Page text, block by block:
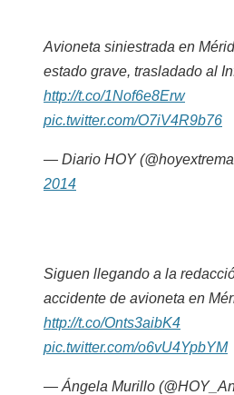
Avioneta siniestrada en
estado grave, trasladado al
http://t.co/1Nof6e8Erw
pic.twitter.com/O7iV4R9b76
— Diario HOY
2014
Siguen llegando a la
accidente de avioneta en
http://t.co/Onts3aibK4
pic.twitter.com/o6vU4YpbYM
— Ángela Murillo